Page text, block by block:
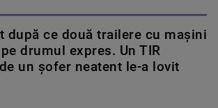
după ce două trailere cu mașini
drumul expres. Un TIR
un șofer neatent le-a lovit